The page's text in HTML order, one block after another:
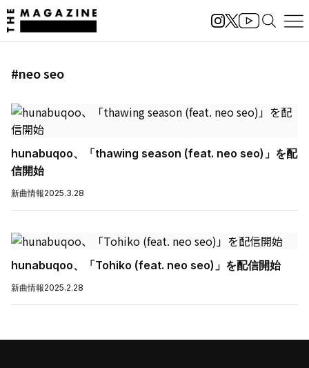
#neo seo
hunabuqoo、「thawing season (feat. neo seo)」を配
信開始
新曲情報2025.3.28
hunabuqoo、「Tohiko (feat. neo seo)」を配信開始
新曲情報2025.2.28